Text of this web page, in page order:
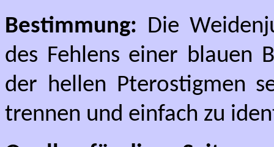
Bestimmung: Die
des Fehlens einer blauen
der hellen Pterostigmen
trennen und einfach zu